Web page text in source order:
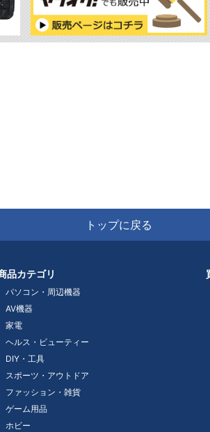
トップに戻る
品カテゴリ
パソコン・周辺機器
AV機器
家電
ヘルス・ビューティー
DIY・工具
スポーツ・アウトドア
ファッション・雑貨
ゲーム用品
ホビー